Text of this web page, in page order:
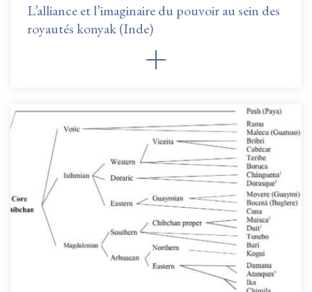
L’alliance et l’imaginaire du pouvoir au sein des
royautés konyak (Inde)